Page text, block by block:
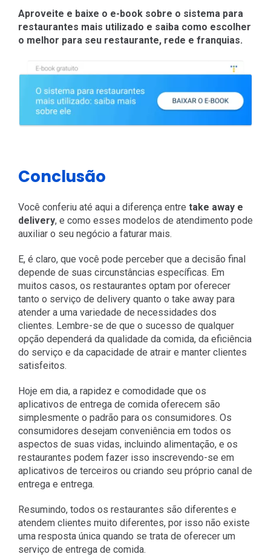
Aproveite e baixe o e-book sobre o sistema para
restaurantes mais utilizado e saiba como escolher
o melhor para seu restaurante, rede e franquias.
Conclusão
Você conferiu até aqui a diferença entre take away e
delivery, e como esses modelos de atendimento pode
auxiliar o seu negócio a faturar mais.
E, é claro, que você pode perceber que a decisão final
depende de suas circunstâncias específicas. Em
muitos casos, os restaurantes optam por oferecer
tanto o serviço de delivery quanto o take away para
atender a uma variedade de necessidades dos
clientes. Lembre-se de que o sucesso de qualquer
opção dependerá da qualidade da comida, da eficiência
do serviço e da capacidade de atrair e manter clientes
satisfeitos.
Hoje em dia, a rapidez e comodidade que os
aplicativos de entrega de comida oferecem são
simplesmente o padrão para os consumidores. Os
consumidores desejam conveniência em todos os
aspectos de suas vidas, incluindo alimentação, e os
restaurantes podem fazer isso inscrevendo-se em
aplicativos de terceiros ou criando seu próprio canal de
entrega e entrega.
Resumindo, todos os restaurantes são diferentes e
atendem clientes muito diferentes, por isso não existe
uma resposta única quando se trata de oferecer um
serviço de entrega de comida.